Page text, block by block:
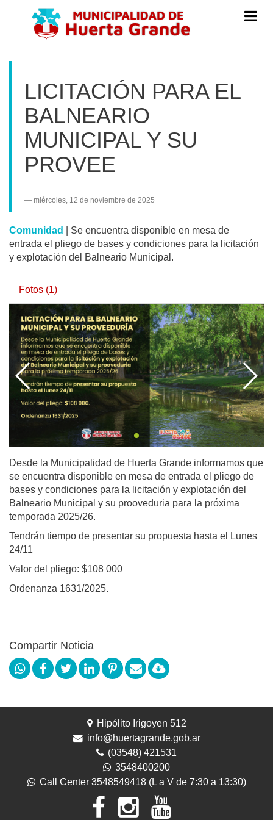
Menú
de
LICITACIÓN PARA EL
BALNEARIO
MUNICIPAL Y SU
PROVEE
miércoles, 12 de noviembre de 2025
Comunidad
Se encuentra disponible en mesa de
entrada el pliego de bases y condiciones para la licitación
y explotación del Balneario Municipal.
Fotos (1)
Desde la Municipalidad de Huerta Grande informamos que
se encuentra disponible en mesa de entrada el pliego de
bases y condiciones para la licitación y explotación del
Balneario Municipal y su prooveduria para la próxima
temporada 2025/26.
Tendrán tiempo de presentar su propuesta hasta el Lunes
24/11
Valor del pliego: $108 000
Ordenanza 1631/2025.
Compartir Noticia
Hipólito Irigoyen 512
info@huertagrande.gob.ar
(03548) 421531
3548400200
Call Center 3548549418 (L a V de 7:30 a 13:30)